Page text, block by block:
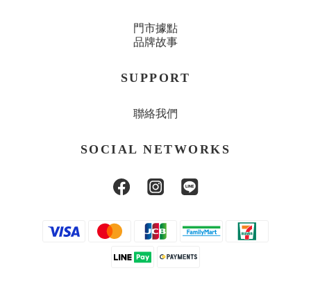
門市據點
品牌故事
SUPPORT
聯絡我們
SOCIAL NETWORKS